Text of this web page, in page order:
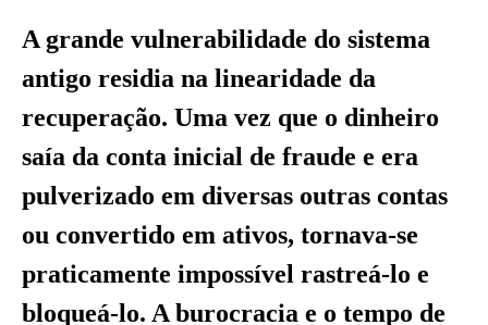
A grande vulnerabilidade do sistema
antigo residia na linearidade da
recuperação. Uma vez que o dinheiro
saía da conta inicial de fraude e era
pulverizado em diversas outras contas
ou convertido em ativos, tornava-se
praticamente impossível rastreá-lo e
bloqueá-lo. A burocracia e o tempo de